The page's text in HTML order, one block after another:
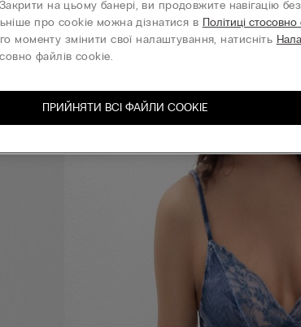
на цьому банері, ви продовжите навігацію без
про cookie можна дізнатися в Політиці стосовно
моменту змінити свої налаштування, натисніть
файлів cookie.
ПРИЙНЯТИ ВСІ ФАЙЛИ СOOKIE